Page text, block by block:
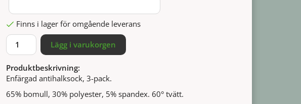
Finns i lager för omgående leverans
Lägg i varukorgen
Produktbeskrivning:
Enfärgad antihalksock, 3-pack.
65% bomull, 30% polyester, 5% spandex. 60° tvätt.